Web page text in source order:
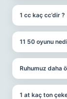
1 cc kaç cc’dir ?
11 50 oyunu
Ruhumuz daha
1 at kaç ton